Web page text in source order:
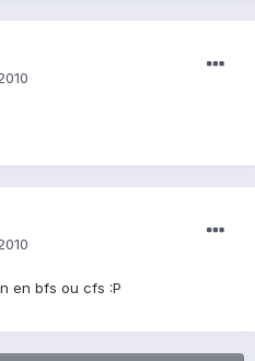
en bfs ou cfs :P